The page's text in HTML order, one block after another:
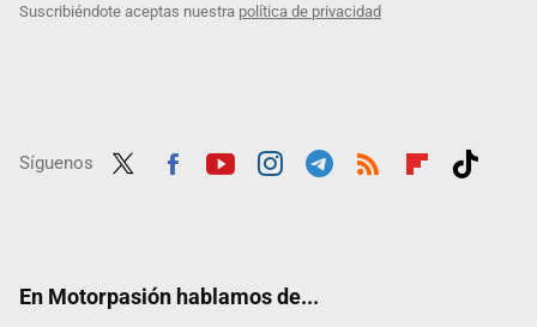
Suscribiéndote aceptas nuestra política de privacidad
Síguenos
En Motorpasión hablamos de...